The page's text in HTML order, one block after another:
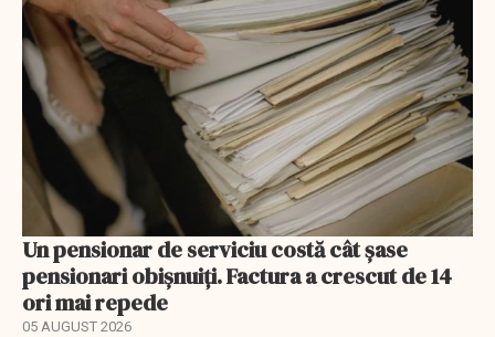
Un pensionar de serviciu costă cât șase
pensionari obișnuiți. Factura a crescut de 14
ori mai repede
05 AUGUST 2026